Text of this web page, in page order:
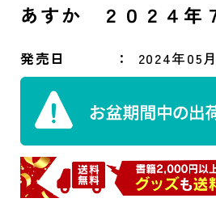
あすか ２０２４年
発売日 2024年05